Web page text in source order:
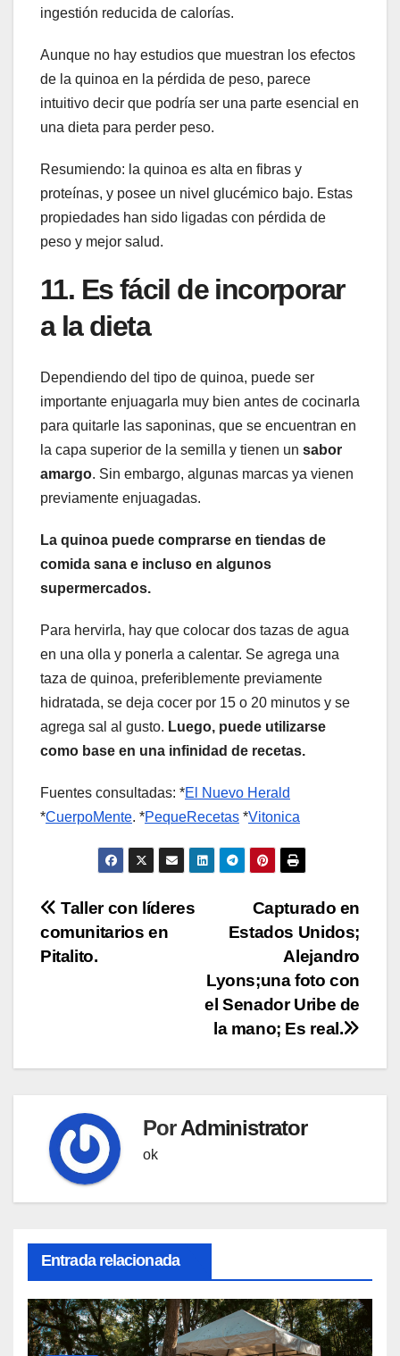
ingestión reducida de calorías.
Aunque no hay estudios que muestran los efectos
de la quinoa en la pérdida de peso, parece
intuitivo decir que podría ser una parte esencial en
una dieta para perder peso.
Resumiendo: la quinoa es alta en fibras y
proteínas, y posee un nivel glucémico bajo. Estas
propiedades han sido ligadas con pérdida de
peso y mejor salud.
11. Es fácil de incorporar
a la dieta
Dependiendo del tipo de quinoa, puede ser
importante enjuagarla muy bien antes de cocinarla
para quitarle las saponinas, que se encuentran en
la capa superior de la semilla y tienen un sabor
amargo. Sin embargo, algunas marcas ya vienen
previamente enjuagadas.
La quinoa puede comprarse en tiendas de
comida sana e incluso en algunos
supermercados.
Para hervirla, hay que colocar dos tazas de agua
en una olla y ponerla a calentar. Se agrega una
taza de quinoa, preferiblemente previamente
hidratada, se deja cocer por 15 o 20 minutos y se
agrega sal al gusto. Luego, puede utilizarse
como base en una infinidad de recetas.
Fuentes consultadas: *El Nuevo Herald
*CuerpoMente. *PequeRecetas *Vitonica
Navegación
de
Capturado en
Estados Unidos;
Alejandro
Lyons;una foto con
el Senador Uribe de
la mano; Es real.
Taller con líderes
comunitarios en
Pitalito.
PorAdministrator
ok
Entrada relacionada